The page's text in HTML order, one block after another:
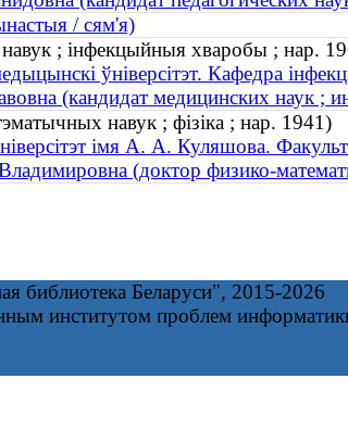
/ сям'я)
; інфекцыйныя хваробы ; нар.
ўніверсітэт. Кафедра
(кандидат медицинских наук ;
навук ; фізіка ; нар. 1941)
імя А. А. Куляшова.
(доктор физико-
библиотека Беларуси", 2015-2026
институтом проблем